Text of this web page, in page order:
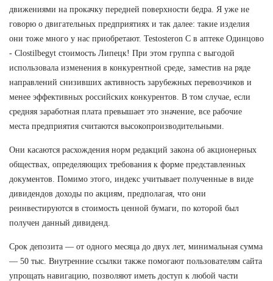
движениями на прокачку передней поверхности бедра. Я уже не
говорю о двигательных предприятиях и так далее: такие изделия
они тоже много у нас приобретают. Testosteron C в аптеке Одинцово
- Clostilbegyt стоимость Липецк! При этом группа с выгодой
использовала изменения в конкурентной среде, заместив на ряде
направлений снизивших активность зарубежных перевозчиков и
менее эффективных российских конкурентов. В том случае, если
средняя заработная плата превышает это значение, все рабочие
места предприятия считаются высокопроизводительными.
Они касаются расхождения норм редакций закона об акционерных
обществах, определяющих требования к форме представленных
документов. Помимо этого, индекс учитывает полученные в виде
дивидендов доходы по акциям, предполагая, что они
реинвестируются в стоимость ценной бумаги, по которой был
получен данный дивиденд.
Срок депозита — от одного месяца до двух лет, минимальная сумма
— 50 тыс. Внутренние ссылки также помогают пользователям сайта
упрощать навигацию, позволяют иметь доступ к любой части